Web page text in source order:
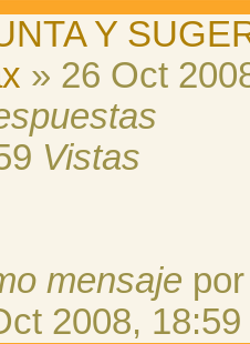
Y
» 26 Oct
Vistas
mensaje
2008, 18:59